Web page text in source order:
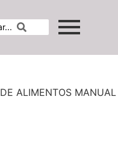
ALIMENTOS MANUAL